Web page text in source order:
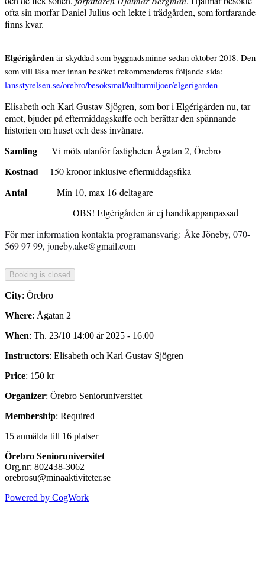
ofta sin morfar Daniel Julius och lekte i trädgården, som fortfarande
finns kvar.
Elgérigården är skyddad som byggnadsminne sedan oktober 2018. Den
som vill läsa mer innan besöket rekommenderas följande sida:
lansstyrelsen.se/orebro/besoksmal/kulturmiljoer/elgerigarden
Elisabeth och Karl Gustav Sjögren, som bor i Elgérigården nu, tar
emot, bjuder på eftermiddagskaffe och berättar den spännande
historien om huset och dess invånare.
Samling Vi möts utanför fastigheten Ågatan 2, Örebro
Kostnad 150 kronor inklusive eftermiddagsfika
Antal Min 10, max 16 deltagare
OBS! Elgérigården är ej handikappanpassad
För mer information kontakta programansvarig: Åke Jöneby, 070-
569 97 99, joneby.ake@gmail.com
City: Örebro
Where: Ågatan 2
When: Th. 23/10 14:00 år 2025 - 16.00
Instructors: Elisabeth och Karl Gustav Sjögren
Price: 150 kr
Organizer: Örebro Senioruniversitet
Membership: Required
15 anmälda till 16 platser
Örebro Senioruniversitet
Org.nr: 802438-3062
orebrosu@minaaktiviteter.se
Powered by CogWork